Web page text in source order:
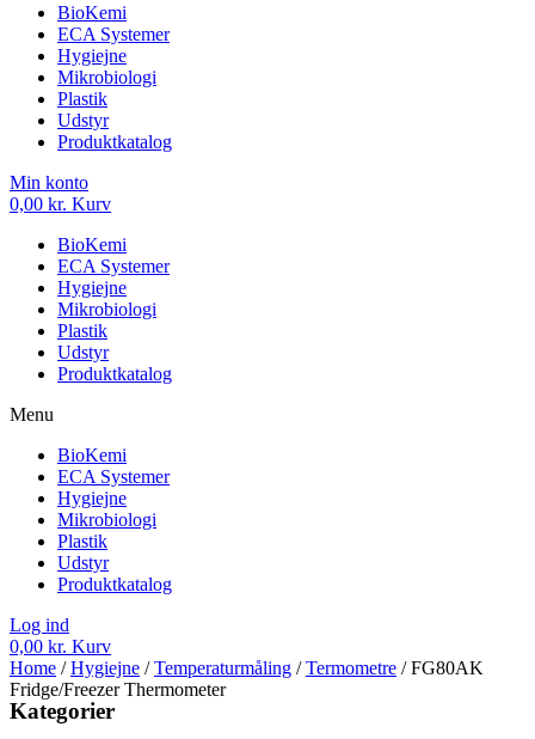
BioKemi
ECA Systemer
Hygiejne
Mikrobiologi
Plastik
Udstyr
Produktkatalog
Min konto
0,00 kr. Kurv
BioKemi
ECA Systemer
Hygiejne
Mikrobiologi
Plastik
Udstyr
Produktkatalog
Menu
BioKemi
ECA Systemer
Hygiejne
Mikrobiologi
Plastik
Udstyr
Produktkatalog
Log ind
0,00 kr. Kurv
Home /Hygiejne /Temperaturmåling /Termometre / FG80AK
Fridge/Freezer Thermometer
Kategorier